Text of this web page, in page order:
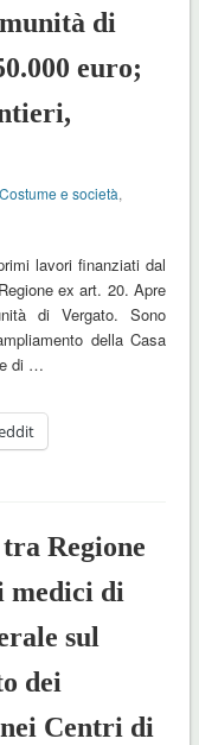
di
euro;
Costume e società,
lavori finanziati dal
ex art. 20. Apre
di Vergato. Sono
della Casa
di …
tra Regione
medici di
sul
dei
Centri di